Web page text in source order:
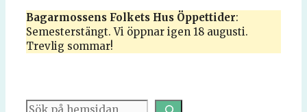
Bagarmossens Folkets Hus Öppettider:
Semesterstängt. Vi öppnar igen 18 augusti.
Trevlig sommar!
Sök